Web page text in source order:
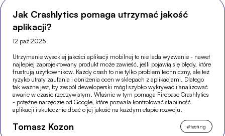
Jak Crashlytics pomaga utrzymać jakość
aplikacji?
12 paź 2025
Utrzymanie wysokiej jakości aplikacji mobilnej to nie lada wyzwanie - nawet
najlepiej zaprojektowany produkt może zawieść, jeśli pojawią się błędy, które
frustrują użytkowników. Każdy crash to nie tylko problem techniczny, ale też
ryzyko utraty zaufania i obniżenia ocen w sklepach z aplikacjami. Dlatego
tak ważne jest, by zespół deweloperski mógł szybko wykrywać i analizować
awarie w czasie rzeczywistym. Właśnie w tym pomaga Firebase Crashlytics
- potężne narzędzie od Google, które pozwala kontrolować stabilność
aplikacji i skutecznie dbać o jej jakość na każdym etapie rozwoju.
Tomasz Kozon #testing